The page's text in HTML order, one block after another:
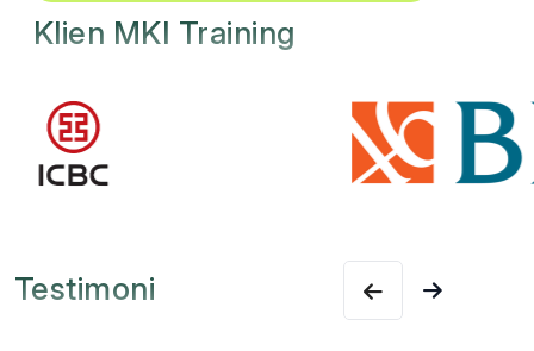
Klien MKI Training
Testimoni